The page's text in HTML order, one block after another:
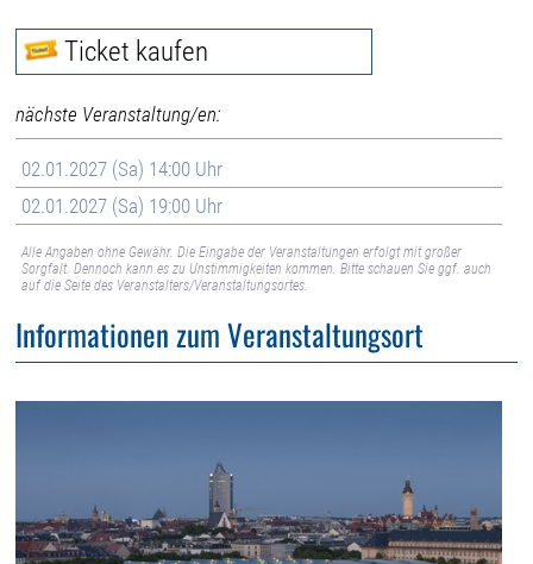
Ticket kaufen
nächste Veranstaltung/en:
02.01.2027 (Sa) 14:00 Uhr
02.01.2027 (Sa) 19:00 Uhr
Alle Angaben ohne Gewähr. Die Eingabe der Veranstaltungen erfolgt mit großer
Sorgfalt. Dennoch kann es zu Unstimmigkeiten kommen. Bitte schauen Sie ggf. auch
auf die Seite des Veranstalters/Veranstaltungsortes.
Informationen zum Veranstaltungsort